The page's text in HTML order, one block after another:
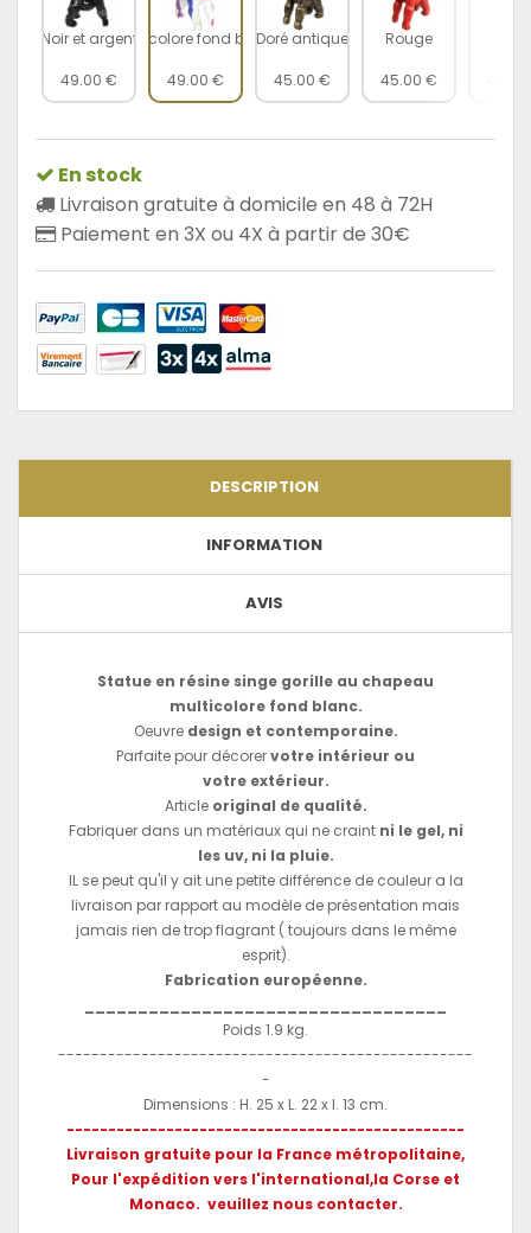
Noir et argent
49.00 €
Multicolore fond blanc
49.00 €
Doré antique
45.00 €
Rouge
45.00 €
En stock
Livraison gratuite à domicile en 48 à 72H
Paiement en 3X ou 4X à partir de 30€
DESCRIPTION
INFORMATION
AVIS
Statue en résine singe gorille au chapeau
multicolore fond blanc.
Oeuvre design et contemporaine.
Parfaite pour décorervotre intérieur ou
votre extérieur.
Article original de qualité.
Fabriquer dans un matériaux qui ne craint ni le gel, ni
les uv, ni la pluie.
IL se peut qu'il y ait une petite différence de couleur a la
livraison par rapport au modèle de présentation mais
jamais rien de trop flagrant ( toujours dans le même
esprit).
Fabrication européenne.
Poids 1.9 kg.
--------------------------------------------------
-
Dimensions : H. 25 x L. 22 x l. 13 cm.
------------------------------------------------
Livraison gratuite pour la France métropolitaine,
Pour l'expédition vers l'international,la Corse et
Monaco. veuillez nous contacter.